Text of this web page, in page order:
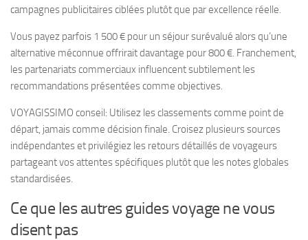
campagnes publicitaires ciblées plutôt que par excellence réelle.
Vous payez parfois 1 500 € pour un séjour surévalué alors qu’une
alternative méconnue offrirait davantage pour 800 €. Franchement,
les partenariats commerciaux influencent subtilement les
recommandations présentées comme objectives.
VOYAGISSIMO conseil: Utilisez les classements comme point de
départ, jamais comme décision finale. Croisez plusieurs sources
indépendantes et privilégiez les retours détaillés de voyageurs
partageant vos attentes spécifiques plutôt que les notes globales
standardisées.
Ce que les autres guides voyage ne vous
disent pas